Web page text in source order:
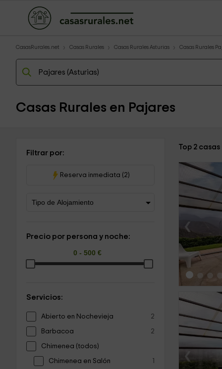
CasasRurales.net Casas Rurales Casas Rurales Asturias Casas Rurales
Casas Rurales en Pajares
Filtrar por:
Reserva inmediata (2)
Precio por persona y noche:
Servicios:
Abierto en Nochevieja 2
Barbacoa 2
Chimenea (todos)
Chimenea en Salón 1
Top 2
‹
‹